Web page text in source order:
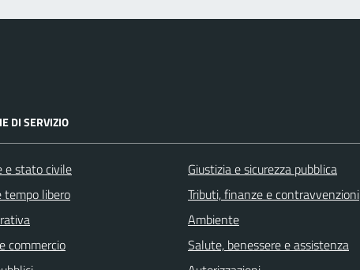
DI SERVIZIO
e stato civile
tempo libero
commercio
Giustizia e sicurezza pubblica
Tributi, finanze e contravvenzioni
Ambiente
Salute, benessere e assistenza